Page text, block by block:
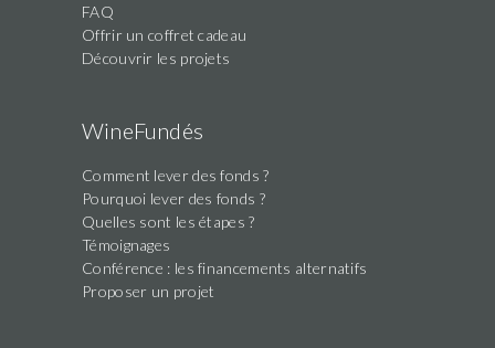
FAQ
Offrir un coffret cadeau
Découvrir les projets
WineFundés
Comment lever des fonds ?
Pourquoi lever des fonds ?
Quelles sont les étapes ?
Témoignages
Conférence : les financements alternatifs
Proposer un projet